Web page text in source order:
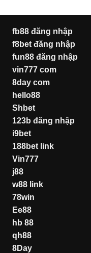
fb88 đăng nhập
f8bet đăng nhập
fun88 đăng nhập
vin777 com
8day com
hello88
Shbet
123b đăng nhập
i9bet
188bet link
Vin777
j88
w88 link
78win
Ee88
hb 88
qh88
8Day